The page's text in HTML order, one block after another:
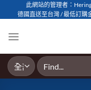
to
此網站的管理者：
德國直送至台灣 / 最低訂購
搜
尋